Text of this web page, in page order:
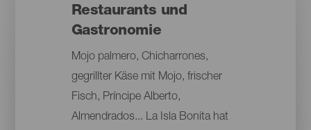
Restaurants und
Gastronomie
Mojo palmero, Chicharrones,
gegrillter Käse mit Mojo, frischer
Fisch, Príncipe Alberto,
Almendrados... La Isla Bonita hat